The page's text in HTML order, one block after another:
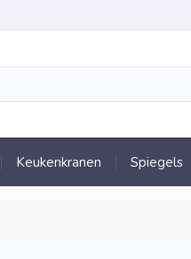
Keukenkranen Spiegels